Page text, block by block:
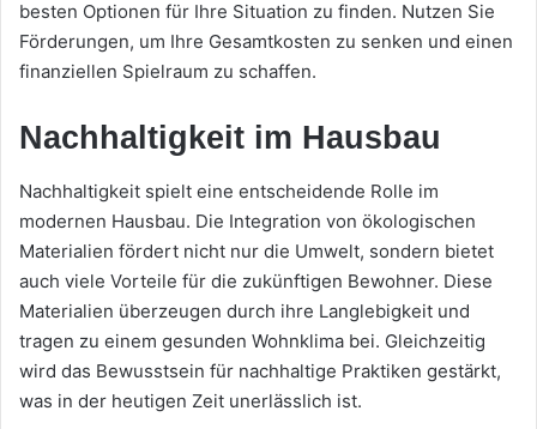
besten Optionen für Ihre Situation zu finden. Nutzen Sie
Förderungen, um Ihre Gesamtkosten zu senken und einen
finanziellen Spielraum zu schaffen.
Nachhaltigkeit im Hausbau
Nachhaltigkeit spielt eine entscheidende Rolle im
modernen Hausbau. Die Integration von ökologischen
Materialien fördert nicht nur die Umwelt, sondern bietet
auch viele Vorteile für die zukünftigen Bewohner. Diese
Materialien überzeugen durch ihre Langlebigkeit und
tragen zu einem gesunden Wohnklima bei. Gleichzeitig
wird das Bewusstsein für nachhaltige Praktiken gestärkt,
was in der heutigen Zeit unerlässlich ist.